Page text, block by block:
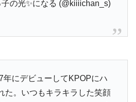
の光✨になる (@kiiiichan_s)
年にデビューしてKPOPにハ
た。いつもキラキラした笑顔